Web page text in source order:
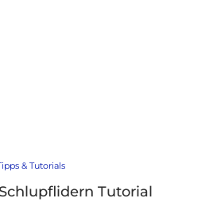
& Tutorials
Tutorial